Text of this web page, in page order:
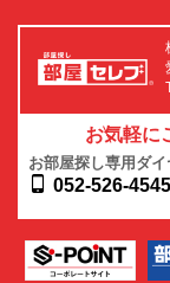
お気軽に
お部屋探し専用ダイ
052-526-4545